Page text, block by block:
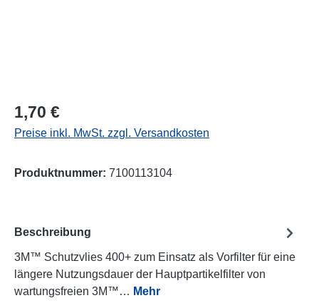
Regulärer Preis:
1,70 €
Preise inkl. MwSt. zzgl. Versandkosten
Produktnummer: 7100113104
Beschreibung
3M™ Schutzvlies 400+ zum Einsatz als Vorfilter für eine
längere Nutzungsdauer der Hauptpartikelfilter von
wartungsfreien 3M™… Mehr